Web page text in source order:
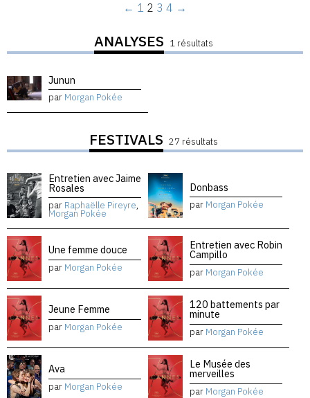
← 1 2 3 4 →
ANALYSES 1 résultats
Junun
par Morgan Pokée
FESTIVALS 27 résultats
Entretien avec Jaime
Rosales
par Raphaëlle Pireyre,
Morgan Pokée
Donbass
par Morgan Pokée
Une femme douce
par Morgan Pokée
Entretien avec Robin
Campillo
par Morgan Pokée
Jeune Femme
par Morgan Pokée
120 battements par
minute
par Morgan Pokée
Ava
par Morgan Pokée
Le Musée des
merveilles
par Morgan Pokée